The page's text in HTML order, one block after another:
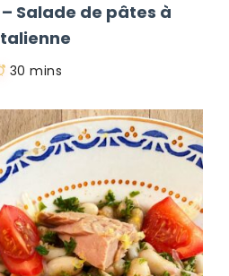
Salade de pâtes à
30 mins